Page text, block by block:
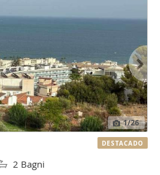
1/26
2 Bagni
DESTACADO